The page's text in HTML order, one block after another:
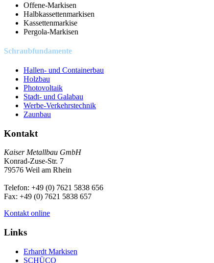
Offene-Markisen
Halbkassettenmarkisen
Kassettenmarkise
Pergola-Markisen
Schraubfundamente
Hallen- und Containerbau
Holzbau
Photovoltaik
Stadt- und Galabau
Werbe-Verkehrstechnik
Zaunbau
Kontakt
KaiserMetallbau GmbH
Konrad-Zuse-Str. 7
79576 Weil am Rhein
Telefon: +49 (0) 7621 5838 656
Fax: +49 (0) 7621 5838 657
Kontakt online
Links
Erhardt Markisen
SCHÜCO